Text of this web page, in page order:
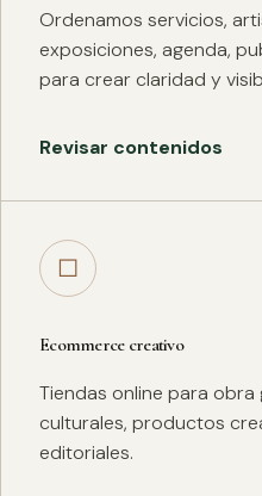
Ordenamos servicios,
exposiciones, agenda,
para crear claridad y
Revisar contenidos
□
Ecommerce creativo
Tiendas online para
culturales, productos
editoriales.